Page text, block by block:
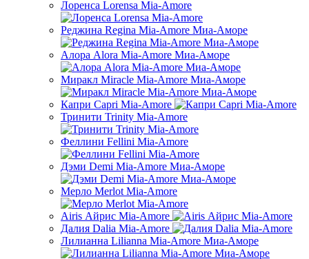
Лоренса Lorensa Mia-Amore
Реджина Regina Mia-Amore Mиа-Аморе
Алора Alora Mia-Amore Миа-Аморе
Миракл Miracle Mia-Amore Миа-Аморе
Капри Capri Mia-Amore
Тринити Trinity Mia-Amore
Феллини Fellini Mia-Amore
Дэми Demi Mia-Amore Миа-Аморе
Мерло Merlot Mia-Amore
Airis Айрис Mia-Amore
Далия Dalia Mia-Amore
Лилианна Lilianna Mia-Amore Миа-Аморе